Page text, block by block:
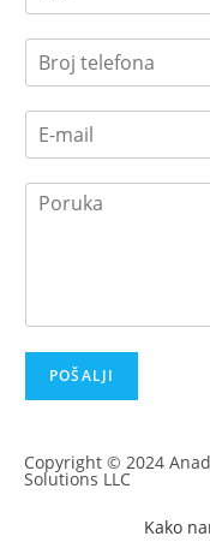
i
s
POŠALJI
Copyright © 2024
Solutions LLC
Kako